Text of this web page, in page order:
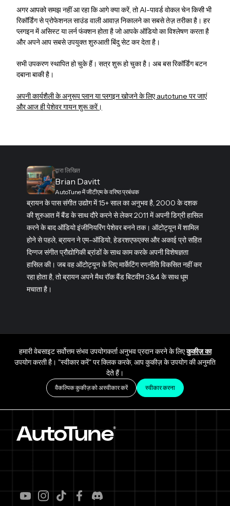
अगर आपको समझ नहीं आ रहा कि आगे क्या करें, तो AI-पावर्ड वोकल चेन किसी भी
रिकॉर्डिंग से प्रोफेशनल साउंड वाली आवाज़ निकालने का सबसे तेज़ तरीका है। हर
प्लगइन में असिस्ट या लर्न फंक्शन होता है जो आपके ऑडियो का विश्लेषण करता है
और अपने आप सबसे उपयुक्त शुरुआती बिंदु सेट कर देता है।
सभी उपकरण स्थापित हो चुके हैं। सत्र शुरू हो चुका है। अब बस रिकॉर्डिंग बटन
दबाना बाकी है।
अपनी कार्यशैली के अनुरूप प्लान या प्लगइन खोजने के लिए autotune पर जाएं
और आज ही पेशेवर गायन शुरू करें।
द्वारा लिखित
Brian Davitt
AutoTune में जीटीएम के वरिष्ठ प्रबंधक
ब्रायन के पास संगीत उद्योग में 15+ साल का अनुभव है, 2000 के दशक
की शुरुआत में बैंड के साथ दौरे करने से लेकर 2011 में अपनी डिग्री हासिल
करने के बाद ऑडियो इंजीनियरिंग पेशेवर बनने तक। ऑटोट्यून में शामिल
होने से पहले, ब्रायन ने एम-ऑडियो, हेडरशएफएक्स और अकाई प्रो सहित
दिग्गज संगीत प्रौद्योगिकी ब्रांडों के साथ काम करके अपनी विशेषज्ञता
हासिल की। ​​जब वह ऑटोट्यून के लिए मार्केटिंग रणनीति विकसित नहीं कर
रहा होता है, तो ब्रायन अपने मैथ रॉक बैंड बिटवीन 3&4 के साथ धूम
मचाता है।
हमारी वेबसाइट सर्वोत्तम संभव उपयोगकर्ता अनुभव प्रदान करने के लिएकुकीज़ का
उपयोग करती है। "स्वीकार करें" पर क्लिक करके, आप कुकीज़ के उपयोग की अनुमति
देते हैं।
वैकल्पिक कुकीज़ को अस्वीकार करें स्वीकार करना